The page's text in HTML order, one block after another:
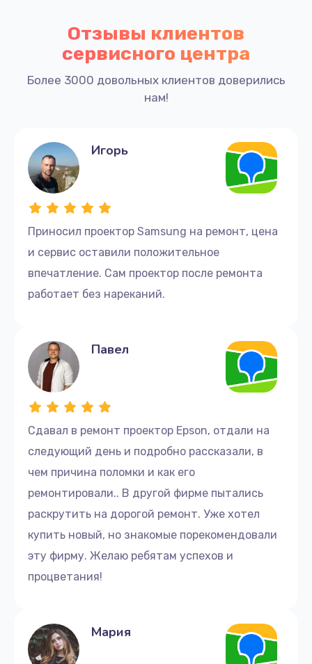
1500 руб.
Чистка оптической системы
Отзывы клиентов
сервисного центра
Более 3000 довольных клиентов доверились
нам!
Приносил проектор Samsung на ремонт, цена
и сервис оставили положительное
впечатление. Сам проектор после ремонта
работает без нареканий.
Игорь
Сдавал в ремонт проектор Epson, отдали на
следующий день и подробно рассказали, в
чем причина поломки и как его
ремонтировали.. В другой фирме пытались
раскрутить на дорогой ремонт. Уже хотел
купить новый, но знакомые порекомендовали
эту фирму. Желаю ребятам успехов и
процветания!
Павел
Мария